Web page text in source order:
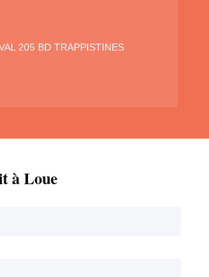
205 BD TRAPPISTINES
à Loue